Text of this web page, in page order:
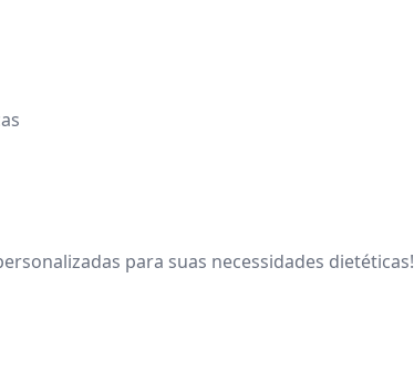
para suas necessidades dietéticas!